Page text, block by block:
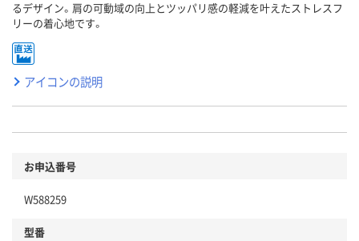
るデザイン。肩の可動域の向上とツッパリ感の軽減を叶えたストレスフ
リーの着心地です。
アイコンの説明
お申込番号
W588259
型番